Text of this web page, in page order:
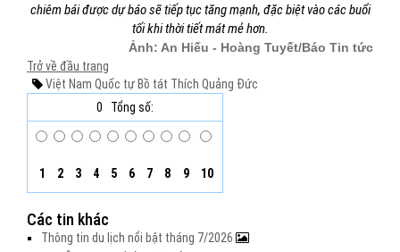
chiêm bái được dự báo sẽ tiếp tục tăng mạnh, đặc biệt vào các buổi
tối khi thời tiết mát mẻ hơn.
Ảnh: An Hiếu - Hoàng Tuyết/Báo Tin tức
Trở về đầu trang
Việt Nam Quốc tự Bồ tát Thích Quảng Đức
0
Tổng số:
1 2 3 4 5 6 7 8 9 10
Các tin khác
Thông tin du lịch nổi bật tháng 7/2026